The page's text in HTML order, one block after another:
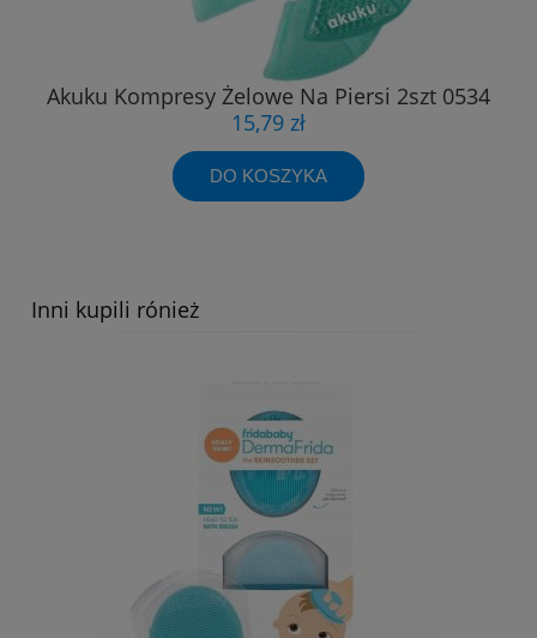
Akuku Kompresy Żelowe Na Piersi 2szt 0534
15,79 zł
DO KOSZYKA
Inni kupili rónież